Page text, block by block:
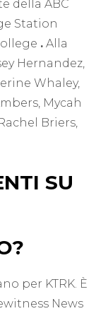
della ABC
Station
. Alla
Hernandez,
Whaley,
Mycah
Briers,
SU
per KTRK. È
News